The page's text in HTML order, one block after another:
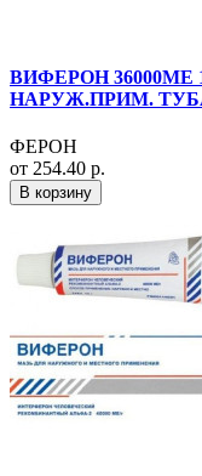
ВИФЕРОН 36000МЕ
НАРУЖ.ПРИМ.
ФЕРОН
от 254.40 р.
В корзину